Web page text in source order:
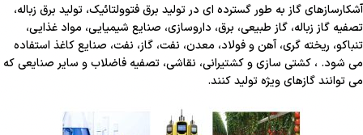
آشکارسازهای گاز به طور گسترده ای در تولید برق فتوولتائیک، تولید برق زباله،
تصفیه گاز زباله، گاز طبیعی، برق، داروسازی، صنایع شیمیایی، مواد غذایی،
تنباکو، ریخته گری، آهن و فولاد، معدن، نفت، گاز، نفت، صنایع کاغذ استفاده
می شود. ، کشتی سازی و کشتیرانی، نقاشی، تصفیه فاضلاب و سایر صنایعی که
می توانند گازهای ویژه تولید کنند.